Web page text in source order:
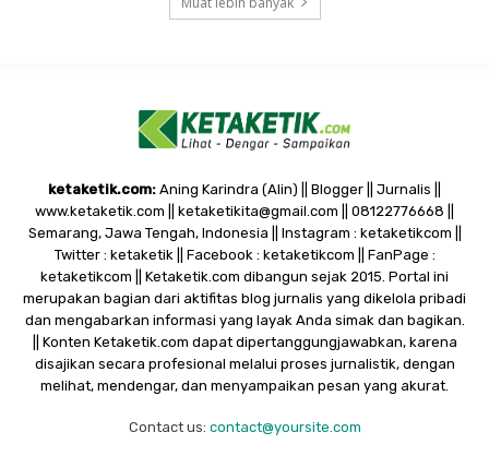
ketaketik.com: Aning Karindra (Alin) || Blogger || Jurnalis ||
www.ketaketik.com || ketaketikita@gmail.com || 08122776668 ||
Semarang, Jawa Tengah, Indonesia || Instagram : ketaketikcom ||
Twitter : ketaketik || Facebook : ketaketikcom || FanPage :
ketaketikcom || Ketaketik.com dibangun sejak 2015. Portal ini
merupakan bagian dari aktifitas blog jurnalis yang dikelola pribadi
dan mengabarkan informasi yang layak Anda simak dan bagikan.
|| Konten Ketaketik.com dapat dipertanggungjawabkan, karena
disajikan secara profesional melalui proses jurnalistik, dengan
melihat, mendengar, dan menyampaikan pesan yang akurat.
Contact us: contact@yoursite.com